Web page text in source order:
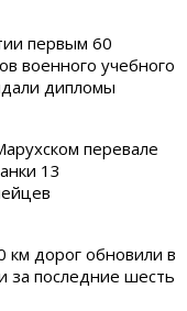
первым 60
военного учебного
дипломы
перевале
13
дорог обновили в
за последние шесть